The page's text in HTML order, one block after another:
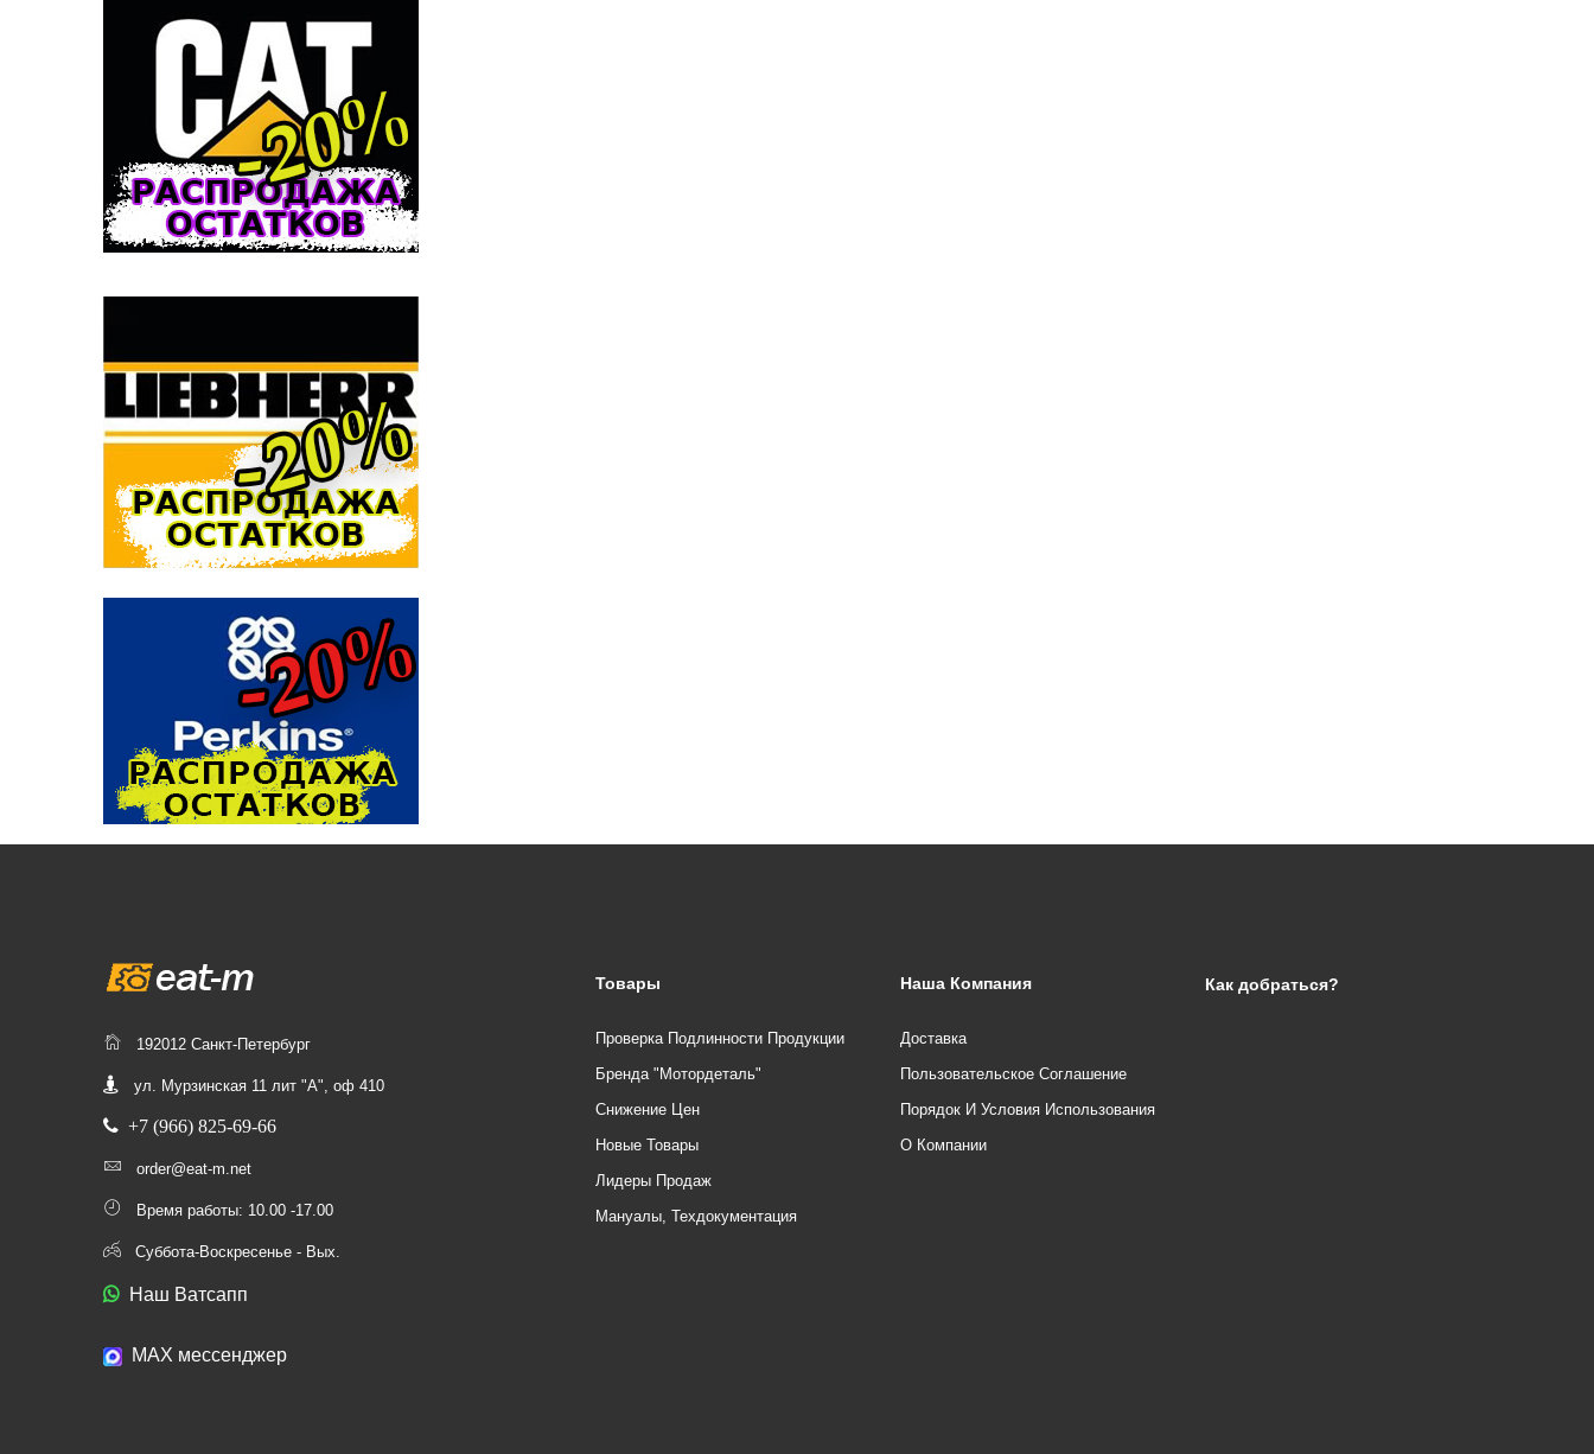
192012 Санкт-Петербург
ул. Мурзинская 11 лит "А", оф 410
+7 (966) 825-69-66
order@eat-m.net
Время работы: 10.00 -17.00
Суббота-Воскресенье - Вых.
Наш Ватсапп
МАХ мессенджер
Товары
Проверка Подлинности Продукции
Бренда "Мотордеталь"
Снижение Цен
Новые Товары
Лидеры Продаж
Мануалы, Техдокументация
Наша Компания
Доставка
Пользовательское Соглашение
Порядок И Условия Использования
О Компании
Как добраться?